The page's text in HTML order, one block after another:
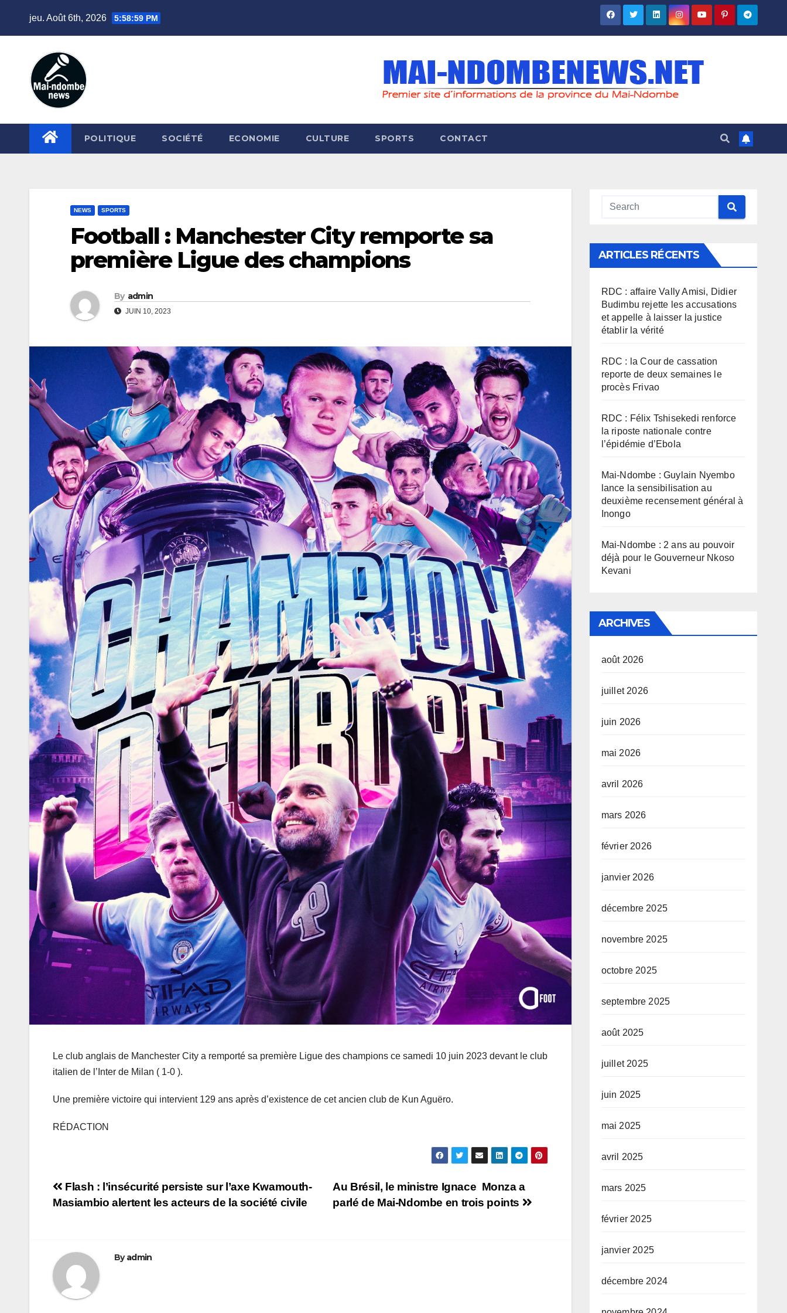
jeu. Août 6th, 2026 5:59:00 PM
POLITIQUE SOCIÉTÉ ECONOMIE CULTURE SPORTS CONTACT
NEWS SPORTS
Football : Manchester City remporte sa
première Ligue des champions
By admin
JUIN 10, 2023
Le club anglais de Manchester City a remporté sa première Ligue des champions ce samedi 10 juin 2023 devant le club
italien de l’Inter de Milan ( 1-0 ).
Une première victoire qui intervient 129 ans après d’existence de cet ancien club de Kun Aguëro.
RÉDACTION
Navigation
Au Brésil, le ministre Ignace Monza a
parlé de Mai-Ndombe en trois points
Flash : l’insécurité persiste sur l’axe Kwamouth-
Masiambio alertent les acteurs de la société civile
Byadmin
ARTICLES RÉCENTS
RDC : affaire Vally Amisi, Didier
Budimbu rejette les accusations
et appelle à laisser la justice
établir la vérité
RDC : la Cour de cassation
reporte de deux semaines le
procès Frivao
RDC : Félix Tshisekedi renforce
la riposte nationale contre
l’épidémie d’Ebola
Mai-Ndombe : Guylain Nyembo
lance la sensibilisation au
deuxième recensement général à
Inongo
Mai-Ndombe : 2 ans au pouvoir
déjà pour le Gouverneur Nkoso
Kevani
ARCHIVES
août 2026
juillet 2026
juin 2026
mai 2026
avril 2026
mars 2026
février 2026
janvier 2026
décembre 2025
novembre 2025
octobre 2025
septembre 2025
août 2025
juillet 2025
juin 2025
mai 2025
avril 2025
mars 2025
février 2025
janvier 2025
décembre 2024